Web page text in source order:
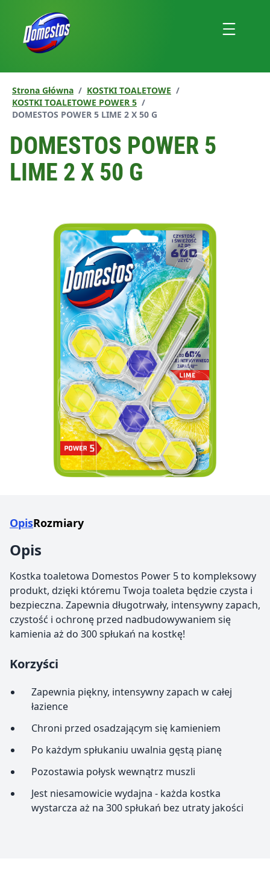
treści
Strona Główna / KOSTKI TOALETOWE /
KOSTKI TOALETOWE POWER 5 /
Aktualna strona:
DOMESTOS POWER 5 LIME 2 X 50 G
DOMESTOS POWER 5
LIME 2 X 50 G
OpisRozmiary
Opis
Kostka toaletowa Domestos Power 5 to kompleksowy
produkt, dzięki któremu Twoja toaleta będzie czysta i
bezpieczna. Zapewnia długotrwały, intensywny zapach,
czystość i ochronę przed nadbudowywaniem się
kamienia aż do 300 spłukań na kostkę!
Korzyści
Zapewnia piękny, intensywny zapach w całej
łazience
Chroni przed osadzającym się kamieniem
Po każdym spłukaniu uwalnia gęstą pianę
Pozostawia połysk wewnątrz muszli
Jest niesamowicie wydajna - każda kostka
wystarcza aż na 300 spłukań bez utraty jakości